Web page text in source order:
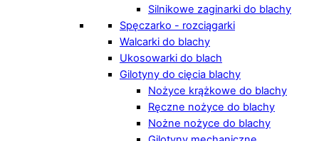
Silnikowe zaginarki do blachy
Spęczarko - rozciągarki
Walcarki do blachy
Ukosowarki do blach
Gilotyny do cięcia blachy
Nożyce krążkowe do blachy
Ręczne nożyce do blachy
Nożne nożyce do blachy